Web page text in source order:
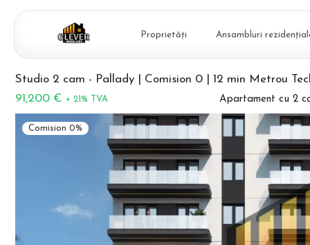
Proprietăți Ansambluri
Studio 2 cam - Pallady | Comision 0 | 12 min Metrou
91,200 € + 21% TVA Apartament cu 2
Comision 0%